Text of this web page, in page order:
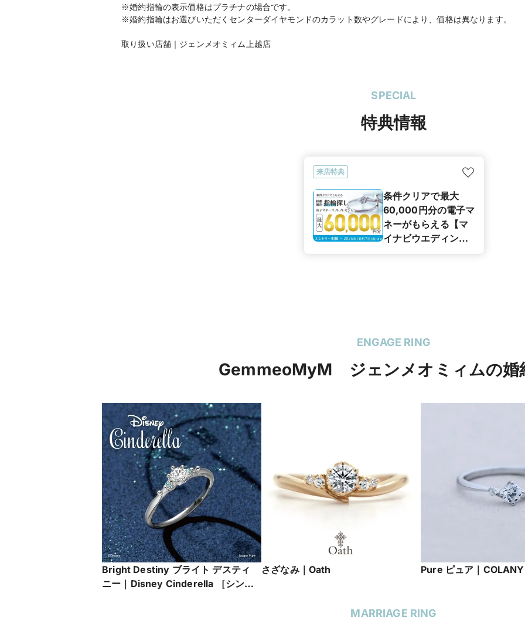
※婚約指輪の表示価格はプラチナの場合です。
※婚約指輪はお選びいただくセンターダイヤモンドのカラット数やグレードにより、価格は異なります。
取り扱い店舗｜ジェンメオミィム上越店
SPECIAL
特典情報
来店特典
条件クリアで最大
60,000円分の電子マ
ネーがもらえる【マ
イナビウエディング
ENGAGE RING
GemmeoMyM ジェンメオミィムの婚
Bright Destiny ブライト デスティ
ニー｜Disney Cinderella ［シンデ
さざなみ｜Oath Pure ピュア｜COLANY
MARRIAGE RING